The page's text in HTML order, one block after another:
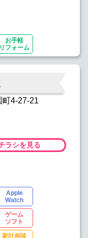
お手軽
リフォーム
町4-27-21
ラシを見る
Apple
Watch
ゲーム
ソフト
家計相談